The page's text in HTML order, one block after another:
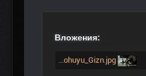
Вложения:
...ohuyu_Gizn.jpg